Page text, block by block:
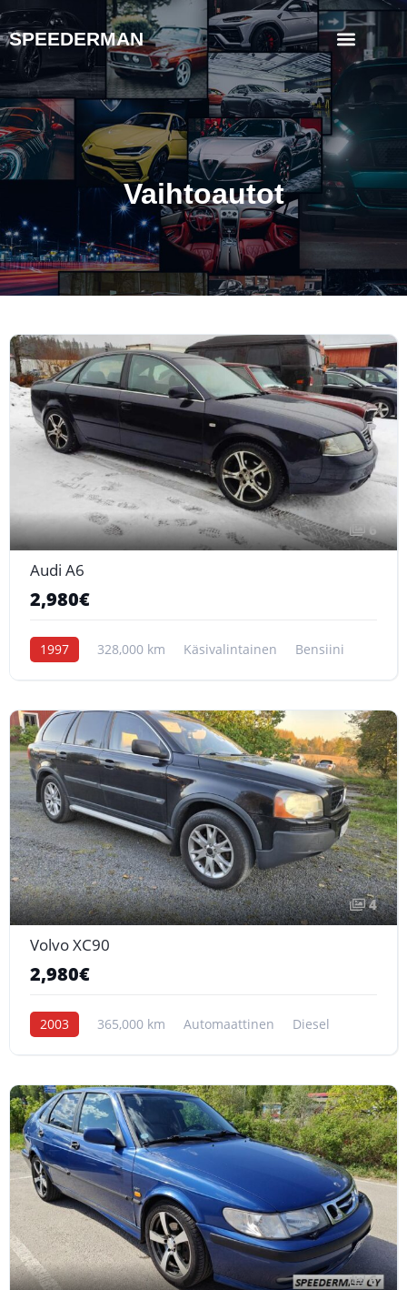
SPEEDERMAN
Vaihtoautot
6
Audi A6
2,980€
1997 328,000 km Käsivalintainen Bensiini
4
Volvo XC90
2,980€
2003 365,000 km Automaattinen Diesel
6